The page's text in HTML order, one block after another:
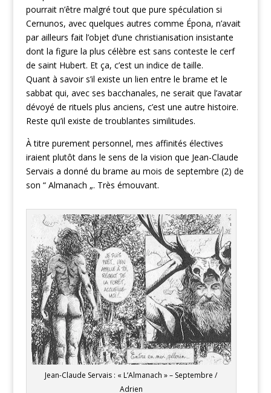
pourrait n’être malgré tout que pure spéculation si
Cernunos, avec quelques autres comme Épona, n’avait
par ailleurs fait l’objet d’une christianisation insistante
dont la figure la plus célèbre est sans conteste le cerf
de saint Hubert. Et ça, c’est un indice de taille.
Quant à savoir s’il existe un lien entre le brame et le
sabbat qui, avec ses bacchanales, ne serait que l’avatar
dévoyé de rituels plus anciens, c’est une autre histoire.
Reste qu’il existe de troublantes similitudes.
À titre purement personnel, mes affinités électives
iraient plutôt dans le sens de la vision que Jean-Claude
Servais a donné du brame au mois de septembre (2) de
son “ Almanach „. Très émouvant.
Jean-Claude Servais : « L’Almanach » – Septembre /
Adrien